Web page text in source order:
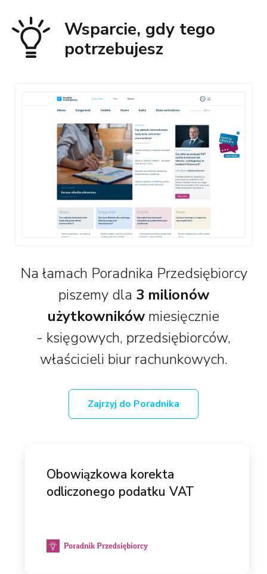
Wsparcie, gdy tego
potrzebujesz
Na łamach Poradnika Przedsiębiorcy
piszemy dla 3 milionów
użytkownikówmiesięcznie
- księgowych, przedsiębiorców,
właścicieli biur rachunkowych.
Zajrzyj do Poradnika
Obowiązkowa korekta
odliczonego podatku VAT